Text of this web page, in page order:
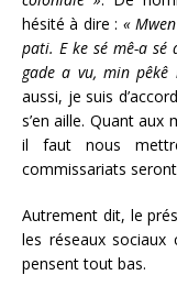
hésité à dire : «
pati. E ke sé mê-a
gade a vu, min
aussi, je suis
s’en aille. Quant
il faut nous
commissariats
Autrement dit, le
les réseaux
pensent tout bas.